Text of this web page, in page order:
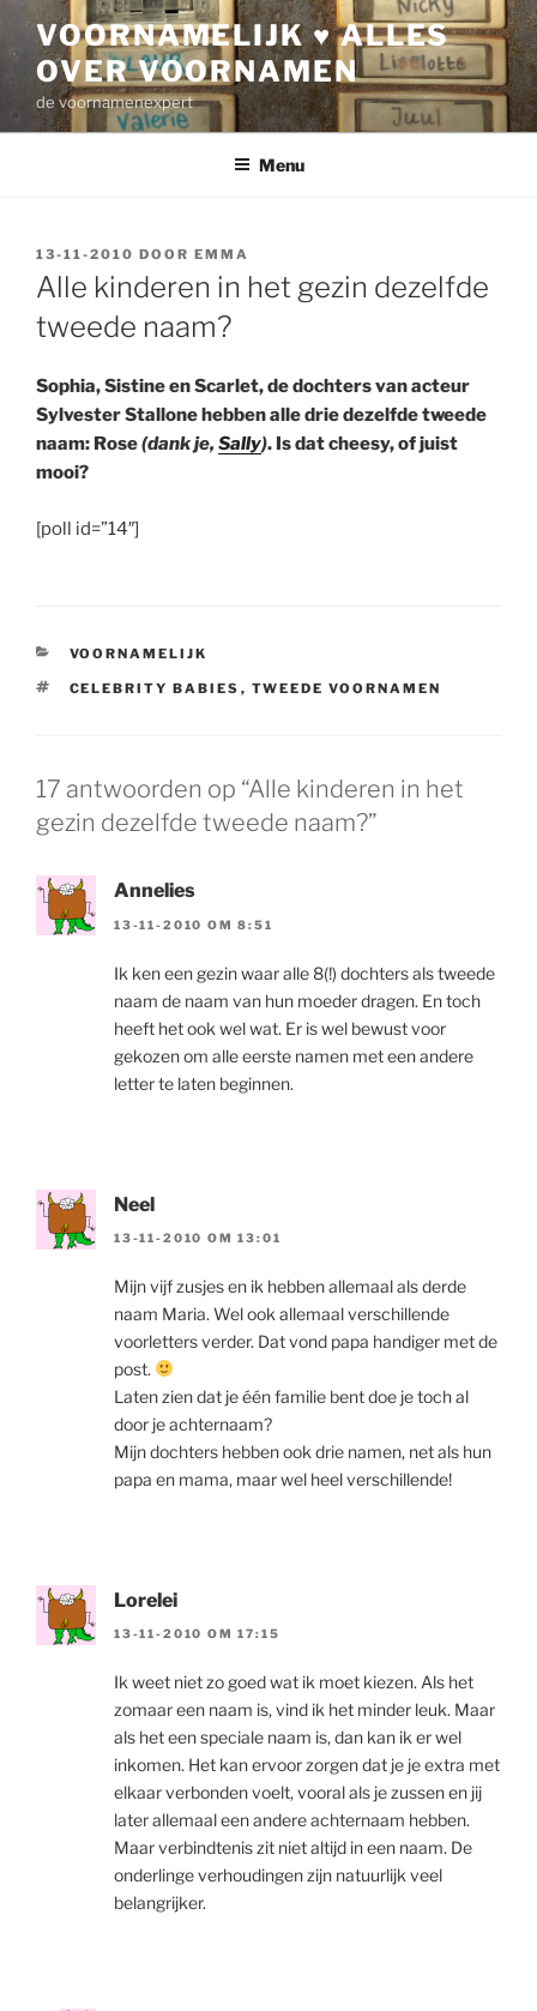
inhoud
VOORNAMELIJK ♥ ALLES
OVER VOORNAMEN
de voornamenexpert
Menu
GEPLAATST
OP
13-11-2010 DOOR EMMA
Alle kinderen in het gezin dezelfde
tweede naam?
Sophia, Sistine en Scarlet, de dochters van acteur
Sylvester Stallone hebben alle drie dezelfde tweede
naam: Rose(dank je, Sally). Is dat cheesy, of juist
mooi?
[poll id=”14″]
CATEGORIEËN
VOORNAMELIJK
TAGS
CELEBRITY BABIES , TWEEDE VOORNAMEN
17 antwoorden op “Alle kinderen in het
gezin dezelfde tweede naam?”
Annelies
13-11-2010 OM 8:51
Ik ken een gezin waar alle 8(!) dochters als tweede
naam de naam van hun moeder dragen. En toch
heeft het ook wel wat. Er is wel bewust voor
gekozen om alle eerste namen met een andere
letter te laten beginnen.
Neel
13-11-2010 OM 13:01
Mijn vijf zusjes en ik hebben allemaal als derde
naam Maria. Wel ook allemaal verschillende
voorletters verder. Dat vond papa handiger met de
post.
Laten zien dat je één familie bent doe je toch al
door je achternaam?
Mijn dochters hebben ook drie namen, net als hun
papa en mama, maar wel heel verschillende!
Lorelei
13-11-2010 OM 17:15
Ik weet niet zo goed wat ik moet kiezen. Als het
zomaar een naam is, vind ik het minder leuk. Maar
als het een speciale naam is, dan kan ik er wel
inkomen. Het kan ervoor zorgen dat je je extra met
elkaar verbonden voelt, vooral als je zussen en jij
later allemaal een andere achternaam hebben.
Maar verbindtenis zit niet altijd in een naam. De
onderlinge verhoudingen zijn natuurlijk veel
belangrijker.